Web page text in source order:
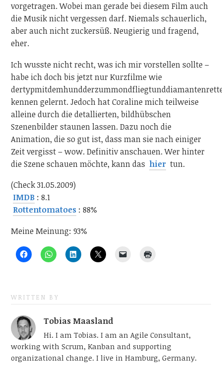
vorgetragen. Wobei man gerade bei diesem Film auch
die Musik nicht vergessen darf. Niemals schauerlich,
aber auch nicht zuckersüß. Neugierig und fragend,
eher.
Ich wusste nicht recht, was ich mir vorstellen sollte –
habe ich doch bis jetzt nur Kurzfilme wie
kennen gelernt. Jedoch hat Coraline mich teilweise
alleine durch die detallierten, bildhübschen
Szenenbilder staunen lassen. Dazu noch die
Animation, die so gut ist, dass man sie nach einiger
Zeit vergisst – wow. Definitiv anschauen. Wer hinter
die Szene schauen möchte, kann das hier tun.
(Check 31.05.2009)
IMDB : 8.1
Rottentomatoes : 88%
Meine Meinung: 93%
WRITTEN BY
Tobias Maasland
Hi. I am Tobias. I am an Agile Consultant,
working with Scrum, Kanban and supporting
organizational change. I live in Hamburg, Germany.